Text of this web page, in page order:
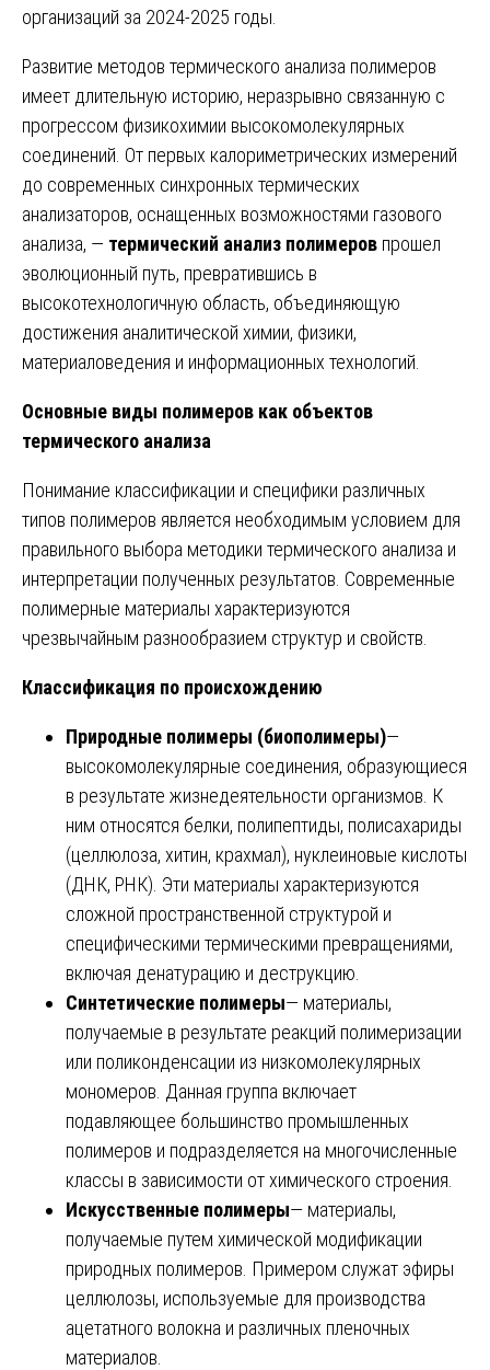
организаций за 2024-2025 годы.
Развитие методов термического анализа полимеров
имеет длительную историю, неразрывно связанную с
прогрессом физикохимии высокомолекулярных
соединений. От первых калориметрических измерений
до современных синхронных термических
анализаторов, оснащенных возможностями газового
анализа, — термический анализ полимеров прошел
эволюционный путь, превратившись в
высокотехнологичную область, объединяющую
достижения аналитической химии, физики,
материаловедения и информационных технологий.
Основные виды полимеров как объектов
термического анализа
Понимание классификации и специфики различных
типов полимеров является необходимым условием для
правильного выбора методики термического анализа и
интерпретации полученных результатов. Современные
полимерные материалы характеризуются
чрезвычайным разнообразием структур и свойств.
Классификация по происхождению
Природные полимеры (биополимеры)—
высокомолекулярные соединения, образующиеся
в результате жизнедеятельности организмов. К
ним относятся белки, полипептиды, полисахариды
(целлюлоза, хитин, крахмал), нуклеиновые кислоты
(ДНК, РНК). Эти материалы характеризуются
сложной пространственной структурой и
специфическими термическими превращениями,
включая денатурацию и деструкцию.
Синтетические полимеры— материалы,
получаемые в результате реакций полимеризации
или поликонденсации из низкомолекулярных
мономеров. Данная группа включает
подавляющее большинство промышленных
полимеров и подразделяется на многочисленные
классы в зависимости от химического строения.
Искусственные полимеры— материалы,
получаемые путем химической модификации
природных полимеров. Примером служат эфиры
целлюлозы, используемые для производства
ацетатного волокна и различных пленочных
материалов.